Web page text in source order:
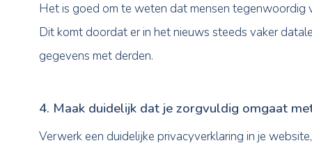
Deze woorden zijn allemaal krachtig en
zorgt ervoor dat er minder verwarring is en
3. Zorg ervoor dat formulieren klein
Een grote valkuil bij het maken van